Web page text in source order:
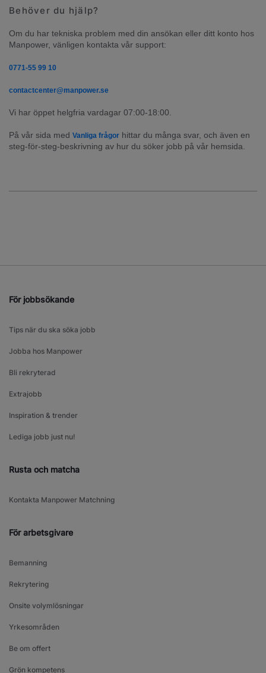
Behöver du hjälp?
Om du har tekniska problem med din ansökan eller ditt konto hos
Manpower, vänligen kontakta vår support:
0771-55 99 10
contactcenter@manpower.se
Vi har öppet helgfria vardagar 07:00-18:00.
På vår sida med Vanliga frågor hittar du många svar, och även en
steg-för-steg-beskrivning av hur du söker jobb på vår hemsida.
För jobbsökande
Tips när du ska söka jobb
Jobba hos Manpower
Bli rekryterad
Extrajobb
Inspiration & trender
Lediga jobb just nu!
Rusta och matcha
Kontakta Manpower Matchning
För arbetsgivare
Bemanning
Rekrytering
Onsite volymlösningar
Yrkesområden
Be om offert
Grön kompetens